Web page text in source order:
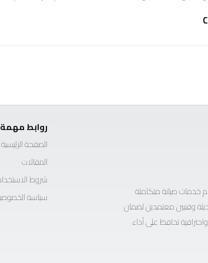
خدمات صيانة متكاملة
وفنيين معتمدين لضمان
تحافظ على أداء
روابط مهمة
الصفحة الرئيسية
المقالات
شروط
سياسة